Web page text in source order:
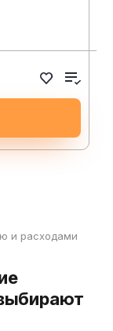
и расходами